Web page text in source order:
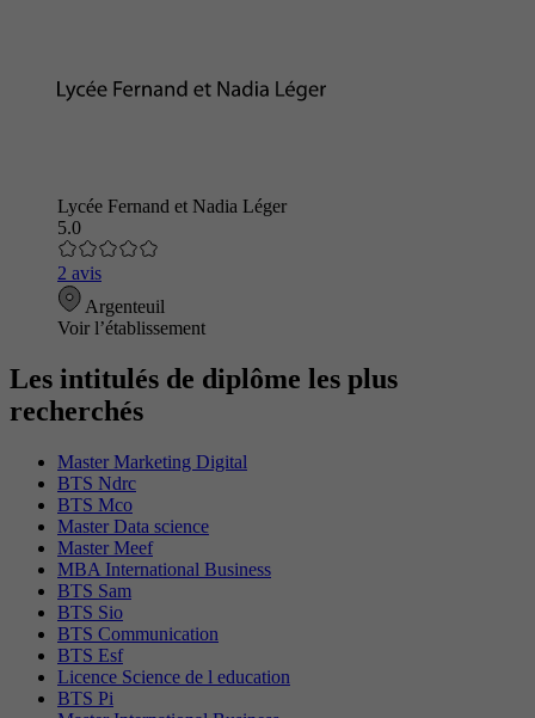
Lycée Fernand et Nadia Léger
5.0
2 avis
Argenteuil
Voir l’établissement
Les intitulés de diplôme les plus
recherchés
Master Marketing Digital
BTS Ndrc
BTS Mco
Master Data science
Master Meef
MBA International Business
BTS Sam
BTS Sio
BTS Communication
BTS Esf
Licence Science de l education
BTS Pi